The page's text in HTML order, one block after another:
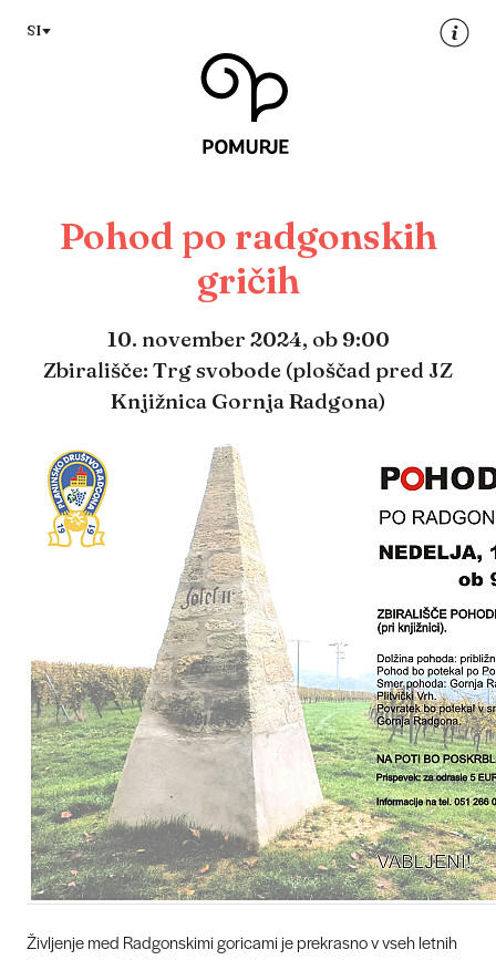
SI
Pohod po radgonskih
gričih
10. november 2024, ob 9:00
Zbirališče: Trg svobode (ploščad pred JZ
Knjižnica Gornja Radgona)
Življenje med Radgonskimi goricami je prekrasno v vseh letnih